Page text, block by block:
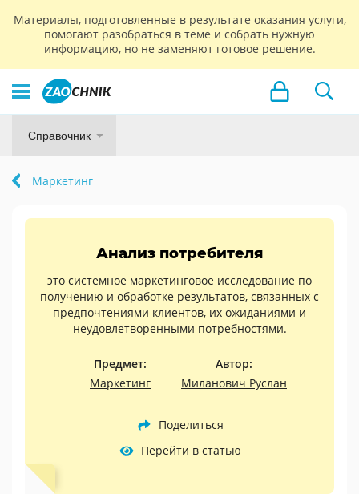
Материалы, подготовленные в результате оказания услуги,
помогают разобраться в теме и собрать нужную
информацию, но не заменяют готовое решение.
Справочник
Маркетинг
Анализ потребителя
это системное маркетинговое исследование по
получению и обработке результатов, связанных с
предпочтениями клиентов, их ожиданиями и
неудовлетворенными потребностями.
Предмет:
Маркетинг
Автор:
Миланович Руслан
Поделиться
Перейти в статью